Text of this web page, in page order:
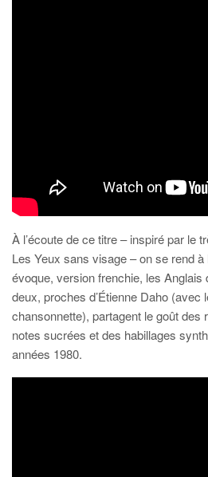
À l’écoute de ce titre – inspiré par le
Les Yeux sans visage – on se rend à
évoque, version frenchie, les Anglais
deux, proches d’Étienne Daho (avec
chansonnette), partagent le goût des
notes sucrées et des habillages
années 1980.